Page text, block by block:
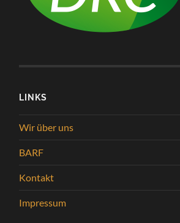
LINKS
Wir über uns
BARF
Kontakt
Impressum